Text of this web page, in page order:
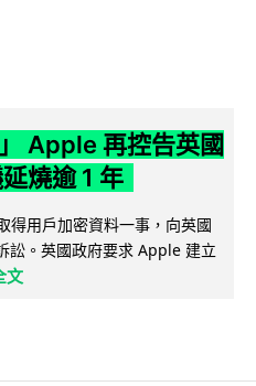
Apple 再控告英國
燒逾 1 年
得用戶加密資料一事，向英國
訟。英國政府要求 Apple 建立
文